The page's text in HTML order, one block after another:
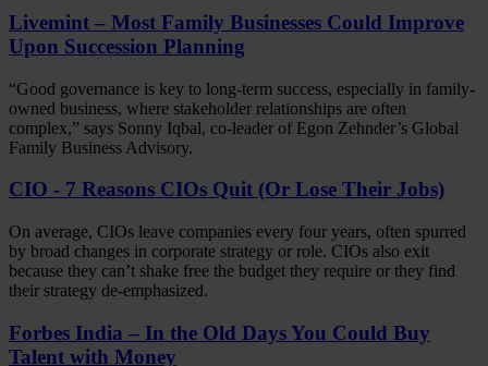
Livemint – Most Family Businesses Could Improve
Upon Succession Planning
“Good governance is key to long-term success, especially in family-
owned business, where stakeholder relationships are often
complex,” says Sonny Iqbal, co-leader of Egon Zehnder’s Global
Family Business Advisory.
CIO - 7 Reasons CIOs Quit (Or Lose Their Jobs)
On average, CIOs leave companies every four years, often spurred
by broad changes in corporate strategy or role. CIOs also exit
because they can’t shake free the budget they require or they find
their strategy de-emphasized.
Forbes India – In the Old Days You Could Buy
Talent with Money